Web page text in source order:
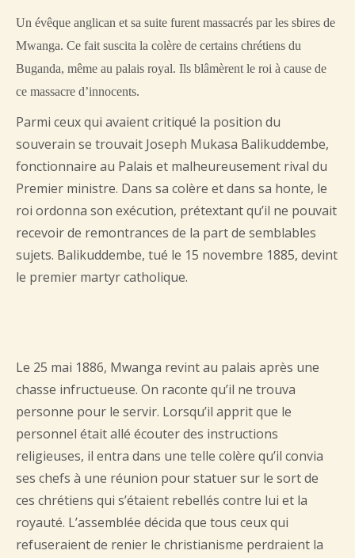
Un évêque anglican et sa suite furent massacrés par les sbires de
Mwanga. Ce fait suscita la colère de certains chrétiens du
Buganda, même au palais royal. Ils blâmèrent le roi à cause de
ce massacre d’innocents.
Parmi ceux qui avaient critiqué la position du
souverain se trouvait Joseph Mukasa Balikuddembe,
fonctionnaire au Palais et malheureusement rival du
Premier ministre. Dans sa colère et dans sa honte, le
roi ordonna son exécution, prétextant qu’il ne pouvait
recevoir de remontrances de la part de semblables
sujets. Balikuddembe, tué le 15 novembre 1885, devint
le premier martyr catholique.
Le 25 mai 1886, Mwanga revint au palais après une
chasse infructueuse. On raconte qu’il ne trouva
personne pour le servir. Lorsqu’il apprit que le
personnel était allé écouter des instructions
religieuses, il entra dans une telle colère qu’il convia
ses chefs à une réunion pour statuer sur le sort de
ces chrétiens qui s’étaient rebellés contre lui et la
royauté. L’assemblée décida que tous ceux qui
refuseraient de renier le christianisme perdraient la